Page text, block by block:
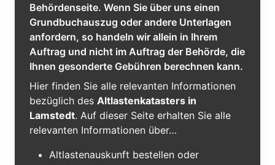
Behördenseite. Wenn Sie über uns einen
Grundbuchauszug oder andere Unterlagen
anfordern, so handeln wir allein in Ihrem
Auftrag und nicht im Auftrag der Behörde, die
Ihnen gesonderte Gebühren berechnen kann.
Hier finden Sie alle relevanten Informationen
bezüglich des Altlastenkatasters in
Lamstedt. Auf dieser Seite erhalten Sie alle
relevanten Informationen über…
Altlastenauskunft bestellen oder